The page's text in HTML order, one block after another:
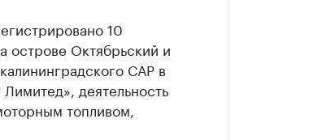
10
острове Октябрьский и
калининградского САР в
деятельность
топливом,